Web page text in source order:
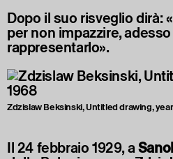
Dopo il suo risveglio dirà:
per non impazzire,
rappresentarlo».
Zdzislaw Beksinski, Untitled drawing,
Il 24 febbraio 1929, a